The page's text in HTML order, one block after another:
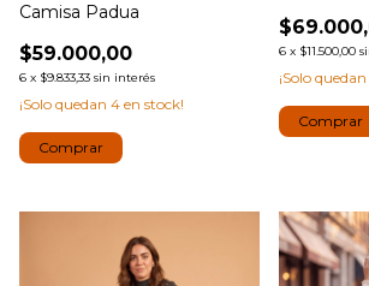
Camisa Padua
$59.000,00
6 x $9.833,33 sin interés
¡Solo quedan 4 en stock!
Comprar
6 x $11.500,00
¡Solo quedan
Comprar